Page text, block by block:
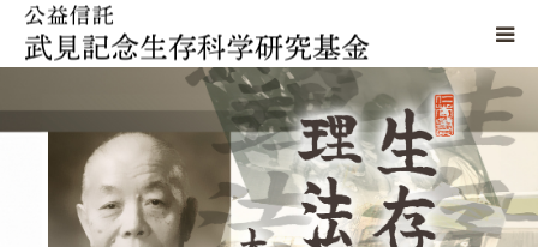
武見記念賞
武見奨励賞